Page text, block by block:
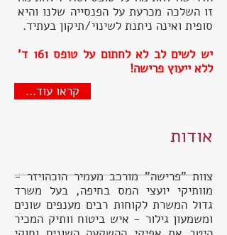
זו השלכה מכרעת על הפנסייה שלנו והיא
סופית ואינה ניתנת לשינוי/תיקון בעתיד.
יש לשים לב לא לחתום על טופס 161 ד'
ללא ייעוץ פרישה!
...קראו עוד
אודות
צוות "פרישה" מורכב מעמיר הוכהויזר -
מוותיקי יועצי המס בחיפה, בעל משרד
גדול המשרת לקוחות רבים מענפים שונים
ומשמעון גילור - איש ביטוח וותיק המכיר